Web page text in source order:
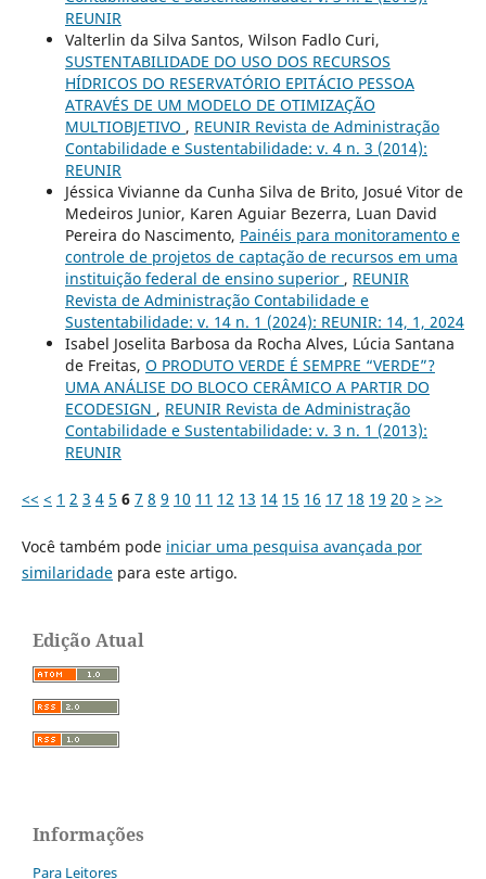
REUNIR
Valterlin da Silva Santos, Wilson Fadlo Curi,
SUSTENTABILIDADE DO USO DOS RECURSOS
HÍDRICOS DO RESERVATÓRIO EPITÁCIO PESSOA
ATRAVÉS DE UM MODELO DE OTIMIZAÇÃO
MULTIOBJETIVO , REUNIR Revista de Administração
Contabilidade e Sustentabilidade: v. 4 n. 3 (2014):
REUNIR
Jéssica Vivianne da Cunha Silva de Brito, Josué Vitor de
Medeiros Junior, Karen Aguiar Bezerra, Luan David
Pereira do Nascimento, Painéis para monitoramento e
controle de projetos de captação de recursos em uma
instituição federal de ensino superior , REUNIR
Revista de Administração Contabilidade e
Sustentabilidade: v. 14 n. 1 (2024): REUNIR: 14, 1, 2024
Isabel Joselita Barbosa da Rocha Alves, Lúcia Santana
de Freitas, O PRODUTO VERDE É SEMPRE “VERDE”?
UMA ANÁLISE DO BLOCO CERÂMICO A PARTIR DO
ECODESIGN , REUNIR Revista de Administração
Contabilidade e Sustentabilidade: v. 3 n. 1 (2013):
REUNIR
<< < 1 2 3 4 5 6 7 8 9 10 11 12 13 14 15 16 17 18 19 20 > >>
Você também pode iniciar uma pesquisa avançada por
similaridadepara este artigo.
Edição Atual
Informações
Para Leitores